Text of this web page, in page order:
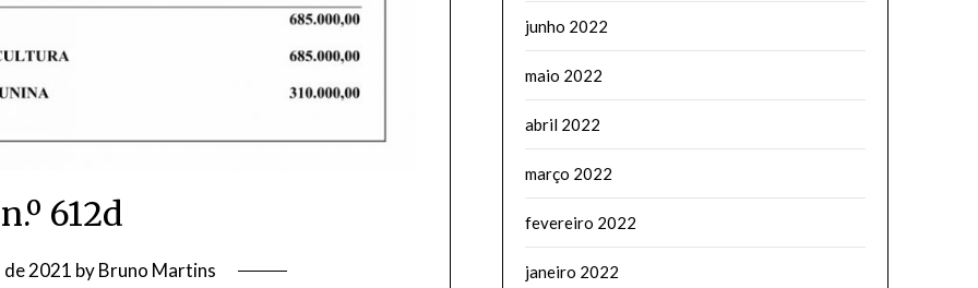
612d
de 2021 byBruno Martins
junho 2022
maio 2022
abril 2022
março 2022
fevereiro 2022
janeiro 2022